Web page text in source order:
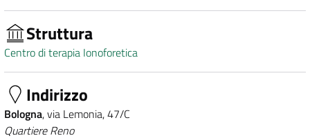
Struttura
Centro di terapia Ionoforetica
Indirizzo
Bologna, via Lemonia, 47/C
Quartiere Reno